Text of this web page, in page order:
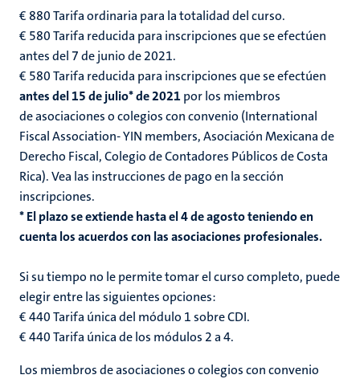
€ 880 Tarifa ordinaria para la totalidad del curso.
€ 580 Tarifa reducida para inscripciones que se efectúen
antes del 7 de junio de 2021.
€ 580 Tarifa reducida para inscripciones que se efectúen
antes del 15 de julio* de 2021por los miembros
de asociaciones o colegios con convenio (International
Fiscal Association- YIN members, Asociación Mexicana de
Derecho Fiscal, Colegio de Contadores Públicos de Costa
Rica). Vea las instrucciones de pago en la sección
inscripciones.
* El plazo se extiende hasta el 4 de agosto teniendo en
cuenta los acuerdos con las asociaciones profesionales.
Si su tiempo no le permite tomar el curso completo, puede
elegir entre las siguientes opciones:
€ 440 Tarifa única del módulo 1 sobre CDI.
€ 440 Tarifa única de los módulos 2 a 4.
Los miembros de asociaciones o colegios con convenio